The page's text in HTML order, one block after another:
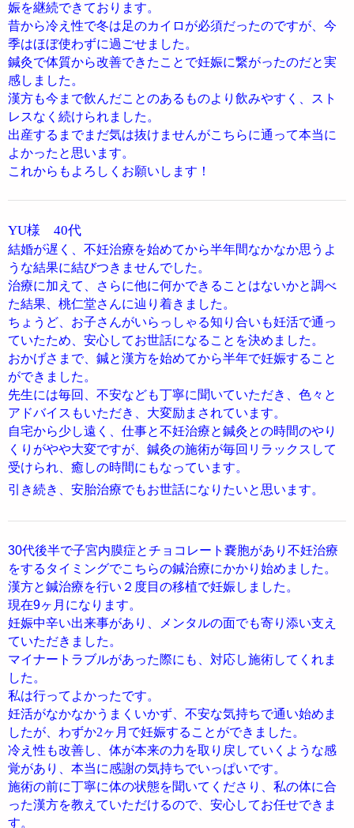
娠を継続できております。
昔から冷え性で冬は足のカイロが必須だったのですが、今
季はほぼ使わずに過ごせました。
鍼灸で体質から改善できたことで妊娠に繋がったのだと実
感しました。
漢方も今まで飲んだことのあるものより飲みやすく、スト
レスなく続けられました。
出産するまでまだ気は抜けませんがこちらに通って本当に
よかったと思います。
これからもよろしくお願いします！
YU様 40代
結婚が遅く、不妊治療を始めてから半年間なかなか思うよ
うな結果に結びつきませんでした。
治療に加えて、さらに他に何かできることはないかと調べ
た結果、桃仁堂さんに辿り着きました。
ちょうど、お子さんがいらっしゃる知り合いも妊活で通っ
ていたため、安心してお世話になることを決めました。
おかげさまで、鍼と漢方を始めてから半年で妊娠すること
ができました。
先生には毎回、不安なども丁寧に聞いていただき、色々と
アドバイスもいただき、大変励まされています。
自宅から少し遠く、仕事と不妊治療と鍼灸との時間のやり
くりがやや大変ですが、鍼灸の施術が毎回リラックスして
受けられ、癒しの時間にもなっています。
引き続き、安胎治療でもお世話になりたいと思います。
30代後半で子宮内膜症とチョコレート嚢胞があり不妊治療
をするタイミングでこちらの鍼治療にかかり始めました。
漢方と鍼治療を行い２度目の移植で妊娠しました。
現在9ヶ月になります。
妊娠中辛い出来事があり、メンタルの面でも寄り添い支え
ていただきました。
マイナートラブルがあった際にも、対応し施術してくれま
した。
私は行ってよかったです。
妊活がなかなかうまくいかず、不安な気持ちで通い始めま
したが、わずか2ヶ月で妊娠することができました。
冷え性も改善し、体が本来の力を取り戻していくような感
覚があり、本当に感謝の気持ちでいっぱいです。
施術の前に丁寧に体の状態を聞いてくださり、私の体に合
った漢方を教えていただけるので、安心してお任せできま
す。